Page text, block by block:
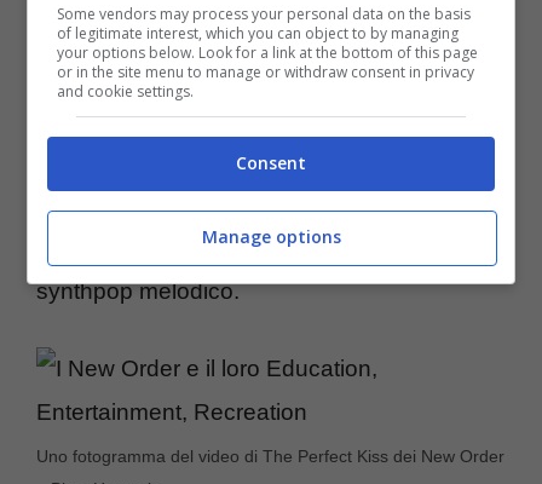
originale (Stephen Morris, Gillian Gilbert, più
Sumner) si sono aggiunti da tempo i più
giovani Phil Cunningham e Tom Chapman. Il
sound ha perso il tocco di Hook, a tutto
largamente improntata sul versante del
synthpop melodico.
Uno fotogramma del video di The Perfect Kiss dei New Order
Some vendors may process your personal data on the basis
of legitimate interest, which you can object to by managing
your options below. Look for a link at the bottom of this page
or in the site menu to manage or withdraw consent in privacy
and cookie settings.
Consent
Manage options